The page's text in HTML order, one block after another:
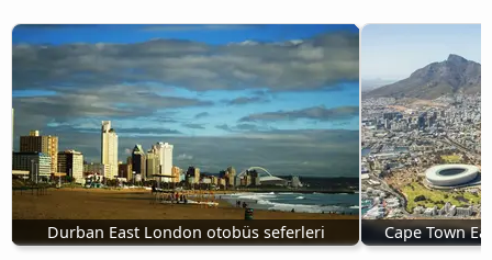
Durban East London otobüs seferleri Cape Town